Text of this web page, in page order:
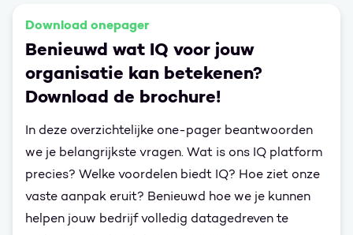
Download onepager
Benieuwd wat IQ voor jouw
organisatie kan betekenen?
Download de brochure!
In deze overzichtelijke one-pager beantwoorden
we je belangrijkste vragen. Wat is ons IQ platform
precies? Welke voordelen biedt IQ? Hoe ziet onze
vaste aanpak eruit? Benieuwd hoe we je kunnen
helpen jouw bedrijf volledig datagedreven te